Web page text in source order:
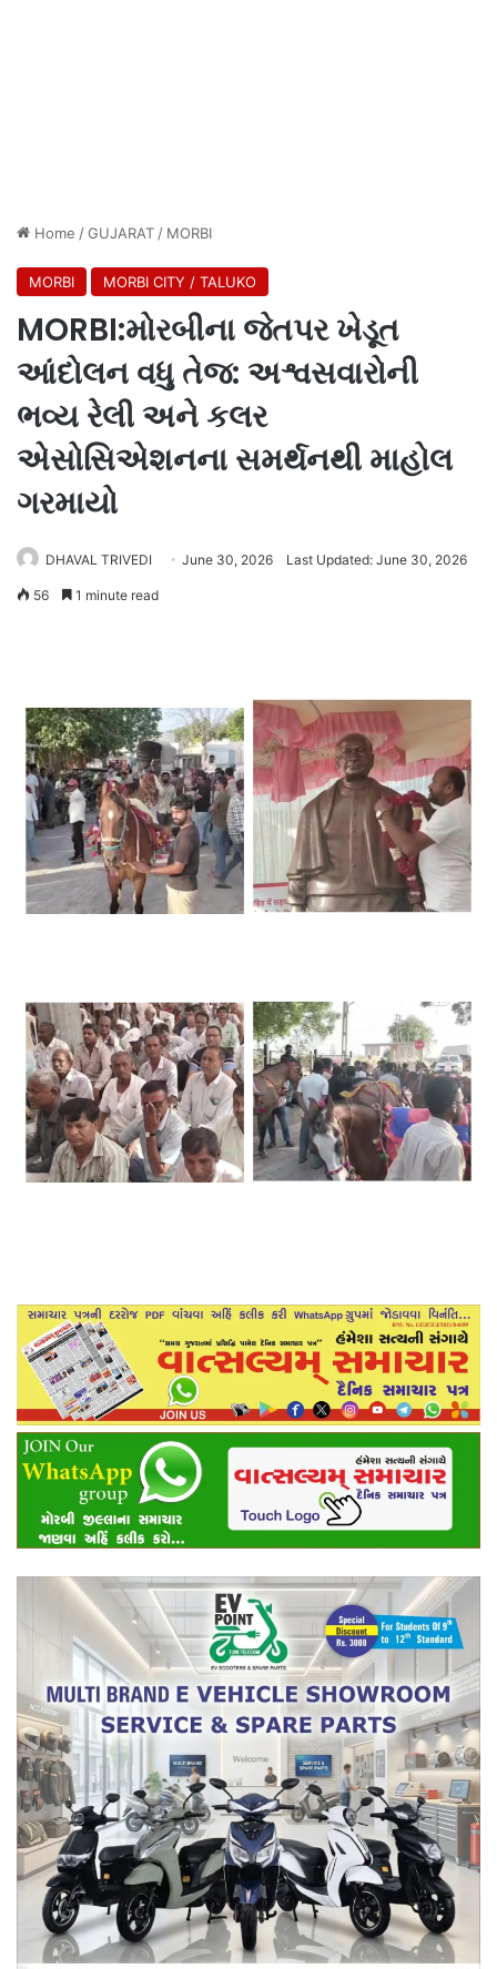
Home /GUJARAT / MORBI
MORBI MORBI CITY / TALUKO
MORBI:મોરબીના જેતપર ખેડૂત
આંદોલન વધુ તેજ: અશ્વસવારોની
ભવ્ય રેલી અને કલર
એસોસિએશનના સમર્થનથી માહોલ
ગરમાયો
DHAVAL TRIVEDI June 30, 2026 Last Updated: June 30, 2026
56 1 minute read